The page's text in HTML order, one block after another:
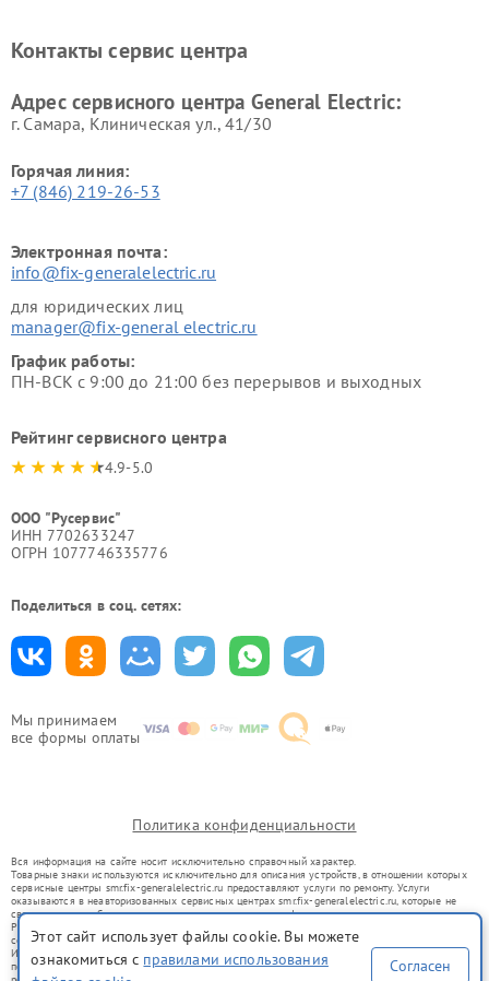
Мы принимаем
все формы оплаты
Electric
General Electric
Контакты сервис центра
Адрес сервисного центра General Electric:
г. Самара, Клиническая ул., 41/30
Горячая линия:
+7 (846) 219-26-53
Электронная почта:
info@fix-generalelectric.ru
для юридических лиц
manager@fix-general electric.ru
График работы:
ПН-ВСК с 9:00 до 21:00 без перерывов и выходных
Рейтинг сервисного центра
4.9-5.0
ООО "Русервис"
ИНН 7702633247
ОГРН 1077746335776
Поделиться в соц. сетях:
Политика конфиденциальности
Вся информация на сайте носит исключительно справочный характер.
Товарные знаки используются исключительно для описания устройств, в отношении которых
сервисные центры smr.fix-generalelectric.ru предоставляют услуги по ремонту. Услуги
оказываются в неавторизованных сервисных центрах smr.fix-generalelectric.ru, которые не
связаны с правообладателями товарных знаков или их официальными представителями.
Ремонт осуществляется для устройств, уже введенных в гражданский оборот в соответствии
со статьей 1487 ГК РФ.
Использование товарных знаков не преследует цели индивидуализации услуг или введения
потребителей в заблуждение, а служит для информирования о предоставляемых услугах по
Этот сайт использует файлы cookie. Вы можете
ознакомиться с правилами использования
Согласен